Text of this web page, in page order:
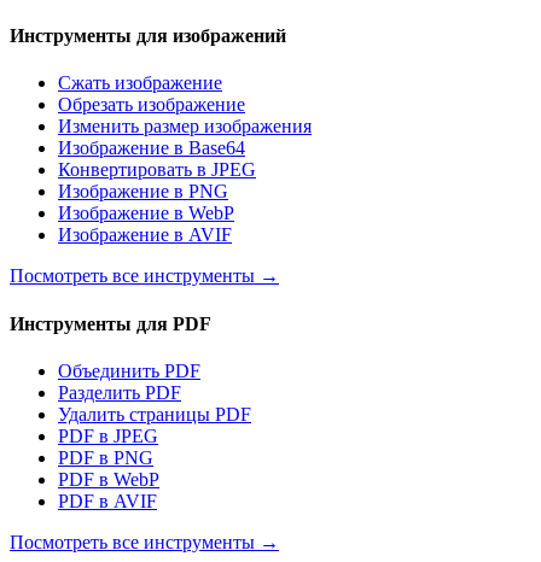
Инструменты для изображений
Сжать изображение
Обрезать изображение
Изменить размер изображения
Изображение в Base64
Конвертировать в JPEG
Изображение в PNG
Изображение в WebP
Изображение в AVIF
Посмотреть все инструменты →
Инструменты для PDF
Объединить PDF
Разделить PDF
Удалить страницы PDF
PDF в JPEG
PDF в PNG
PDF в WebP
PDF в AVIF
Посмотреть все инструменты →